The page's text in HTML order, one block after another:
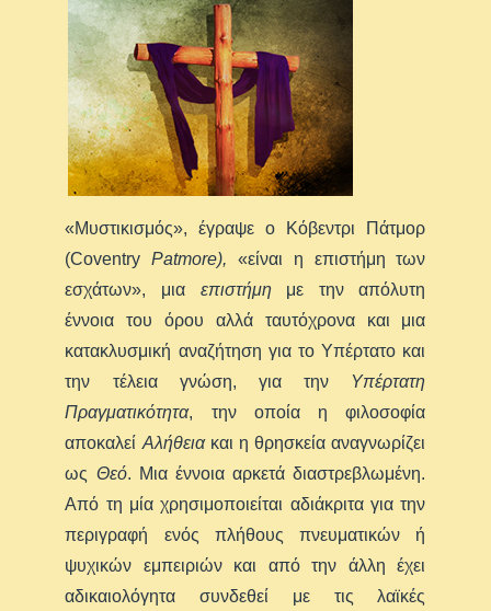
«Μυστικισμός», έγραψε ο Κόβεντρι Πάτμορ
(CoventryPatmore), «είναι η επιστήμη των
εσχάτων», μια επιστήμημε την απόλυτη
έννοια του όρου αλλά ταυτόχρονα και μια
κατακλυσμική αναζήτηση για το Υπέρτατο και
την τέλεια γνώση, για την Υπέρτατη
Πραγματικότητα, την οποία η φιλοσοφία
αποκαλεί Αλήθειακαι η θρησκεία αναγνωρίζει
ως Θεό. Μια έννοια αρκετά διαστρεβλωμένη.
Από τη μία χρησιμοποιείται αδιάκριτα για την
περιγραφή ενός πλήθους πνευματικών ή
ψυχικών εμπειριών και από την άλλη έχει
αδικαιολόγητα συνδεθεί με τις λαϊκές